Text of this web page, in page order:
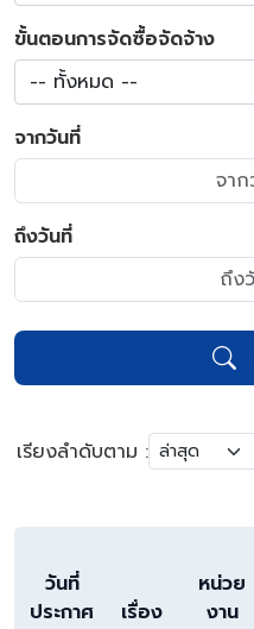
ขั้นตอนการจัดซื้อจัดจ้าง
-- ทั้งหมด --
จากวันที่
ถึงวันที่
เรียงลำดับตาม :
วันที่
ประกาศ
เรื่อง
หน่วย
งาน